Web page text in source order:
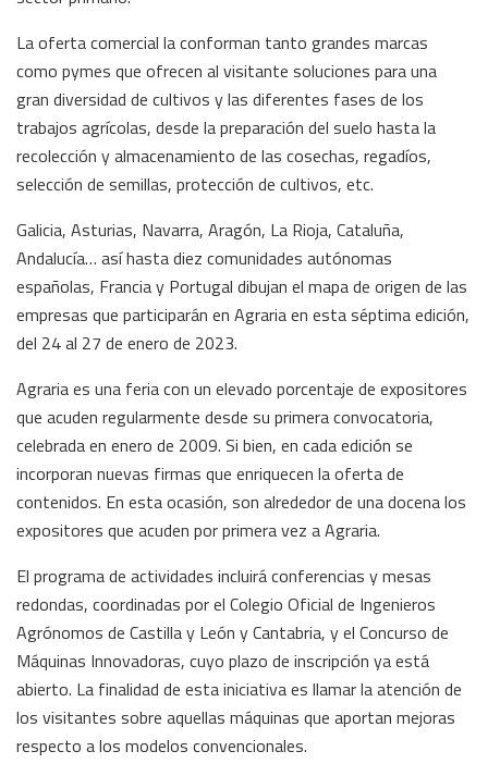
La oferta comercial la conforman tanto grandes marcas
como pymes que ofrecen al visitante soluciones para una
gran diversidad de cultivos y las diferentes fases de los
trabajos agrícolas, desde la preparación del suelo hasta la
recolección y almacenamiento de las cosechas, regadíos,
selección de semillas, protección de cultivos, etc.
Galicia, Asturias, Navarra, Aragón, La Rioja, Cataluña,
Andalucía… así hasta diez comunidades autónomas
españolas, Francia y Portugal dibujan el mapa de origen de las
empresas que participarán en Agraria en esta séptima edición,
del 24 al 27 de enero de 2023.
Agraria es una feria con un elevado porcentaje de expositores
que acuden regularmente desde su primera convocatoria,
celebrada en enero de 2009. Si bien, en cada edición se
incorporan nuevas firmas que enriquecen la oferta de
contenidos. En esta ocasión, son alrededor de una docena los
expositores que acuden por primera vez a Agraria.
El programa de actividades incluirá conferencias y mesas
redondas, coordinadas por el Colegio Oficial de Ingenieros
Agrónomos de Castilla y León y Cantabria, y el Concurso de
Máquinas Innovadoras, cuyo plazo de inscripción ya está
abierto. La finalidad de esta iniciativa es llamar la atención de
los visitantes sobre aquellas máquinas que aportan mejoras
respecto a los modelos convencionales.